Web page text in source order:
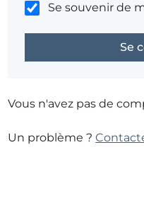
Se souvenir de
Vous n'avez pas de
Un problème ?